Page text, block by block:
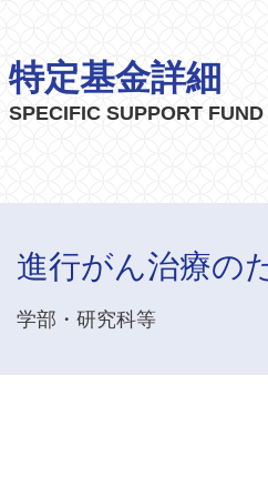
特定基金詳細
SPECIFIC SUPPORT FUND
進行がん治療の
学部・研究科等